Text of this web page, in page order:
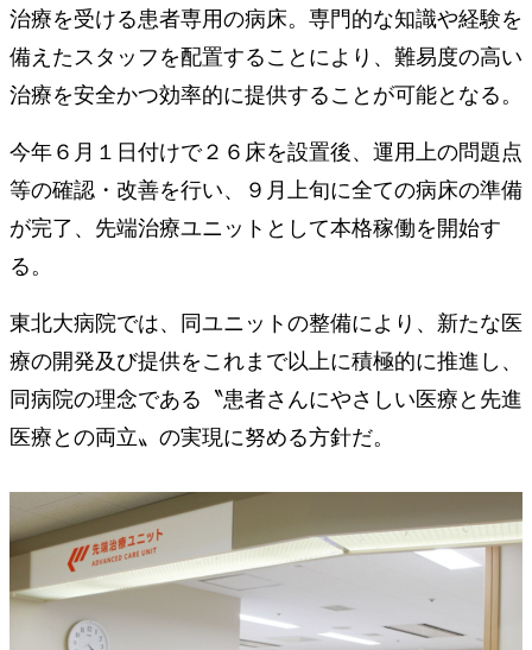
治療を受ける患者専用の病床。専門的な知識や経験を
備えたスタッフを配置することにより、難易度の高い
治療を安全かつ効率的に提供することが可能となる。
今年６月１日付けで２６床を設置後、運用上の問題点
等の確認・改善を行い、９月上旬に全ての病床の準備
が完了、先端治療ユニットとして本格稼働を開始す
る。
東北大病院では、同ユニットの整備により、新たな医
療の開発及び提供をこれまで以上に積極的に推進し、
同病院の理念である〝患者さんにやさしい医療と先進
医療との両立〟の実現に努める方針だ。